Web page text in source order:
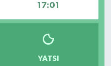
17:01
YATSI